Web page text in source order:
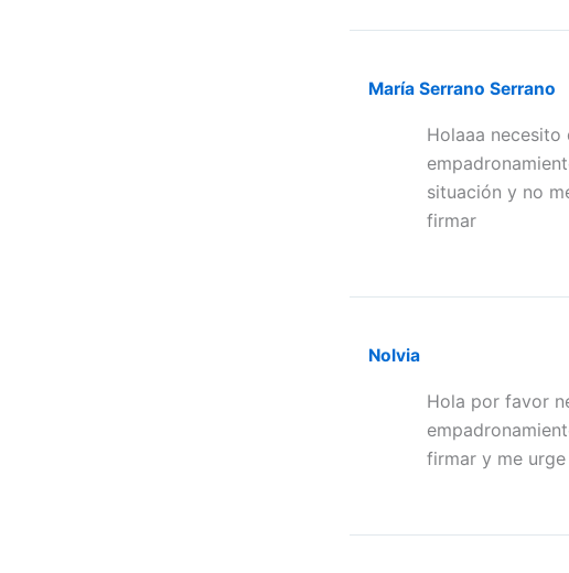
María Serrano Serrano
Holaaa necesito
situación y no
firmar
Nolvia
Hola por favor
firmar y me